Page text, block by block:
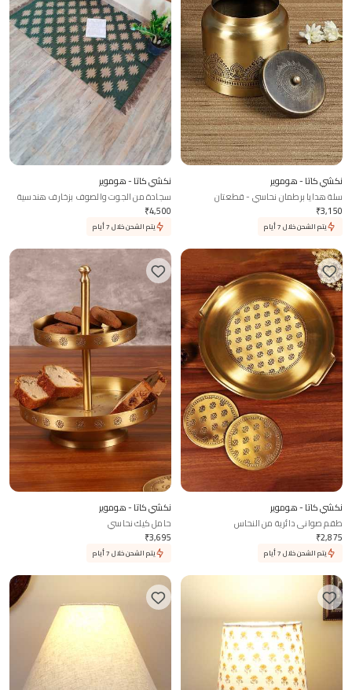
نكشي كاتا - هوموير
سلة هدايا برطمان نحاسي - قطعتان
₹3,150
يتم الشحن خلال 7 أيام
نكشي كاتا - هوموير
سجادة من الجوت والصوف بزخارف هندسية
₹4,500
يتم الشحن خلال 7 أيام
نكشي كاتا - هوموير
طقم صواني دائرية من النحاس
₹2,875
يتم الشحن خلال 7 أيام
نكشي كاتا - هوموير
حامل كيك نحاسي
₹3,695
يتم الشحن خلال 7 أيام